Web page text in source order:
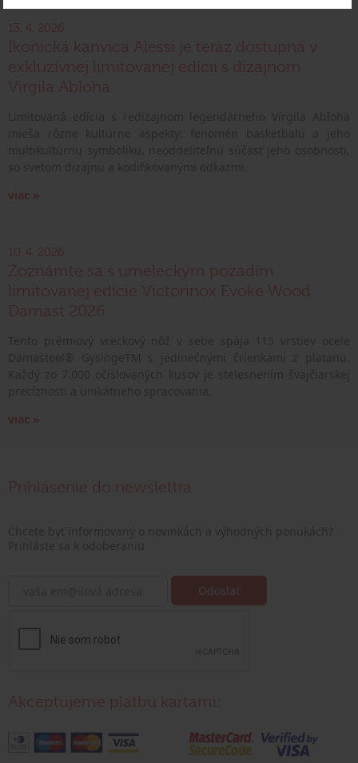
13. 4. 2026
Ikonická kanvica Alessi je teraz dostupná v
exkluzívnej limitovanej edícii s dizajnom
Virgila Abloha
viac »
10. 4. 2026
Zoznámte sa s umeleckým pozadím
limitovanej edície Victorinox Evoke Wood
Damast 2026
viac »
Prihlásenie do newslettra
Akceptujeme platbu kartami: